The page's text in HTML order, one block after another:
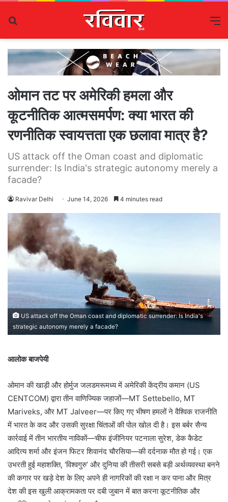
ओमान तट पर अमेरिकी हमला और
कूटनीतिक आत्मसमर्पण: क्या भारत की
रणनीतिक स्वायत्तता एक छलावा मात्र है?
US attack off the Oman coast and diplomatic
surrender: Is India's strategic autonomy merely a
facade?
Ravivar Delhi June 14, 2026 4 minutes read
US attack off the Oman coast and diplomatic surrender: Is India's
strategic autonomy merely a facade?
आलोक बाजपेयी
ओमान की खाड़ी और होर्मुज जलडमरूमध्य में अमेरिकी केंद्रीय कमान (US
CENTCOM) द्वारा तीन वाणिज्यिक जहाजों—MT Settebello, MT
Mariveks, और MT Jalveer—पर किए गए भीषण हमलों ने वैश्विक राजनीति
में भारत के कद और उसकी सुरक्षा चिंताओं की पोल खोल दी है। इस बर्बर सैन्य
कार्रवाई में तीन भारतीय नाविकों—चीफ इंजीनियर पटनाला सुरेश, डेक कैडेट
आदित्य शर्मा और इंजन फिटर शिवानंद चौरसिया—की दर्दनाक मौत हो गई। एक
उभरती हुई महाशक्ति, ‘विश्वगुरु’ और दुनिया की तीसरी सबसे बड़ी अर्थव्यवस्था बनने
की कगार पर खड़े देश के लिए अपने ही नागरिकों की रक्षा न कर पाना और मित्र
देश की इस खुली आक्रामकता पर दबी जुबान में बात करना कूटनीतिक और